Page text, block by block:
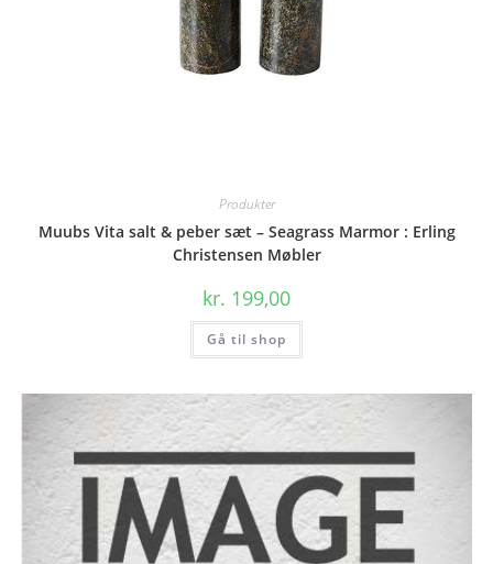
Produkter
Muubs Vita salt & peber sæt – Seagrass Marmor : Erling
Christensen Møbler
kr. 199,00
Gå til shop